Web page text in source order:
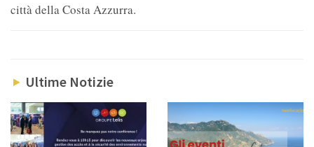
città della Costa Azzurra.
Ultime Notizie